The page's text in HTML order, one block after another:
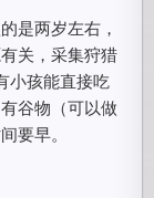
是两岁左右，
关，采集狩猎
小孩能直接吃
谷物（可以做
要早。